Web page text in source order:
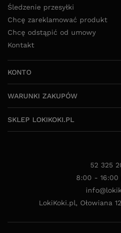
Śledzenie przesyłki
Chcę zareklamować produkt
Chcę odstąpić od umowy
Kontakt
KONTO
WARUNKI ZAKUPÓW
SKLEP LOKIKOKI.PL
52 325
8:00 -
LokiKoki.pl, Ołowiana 12